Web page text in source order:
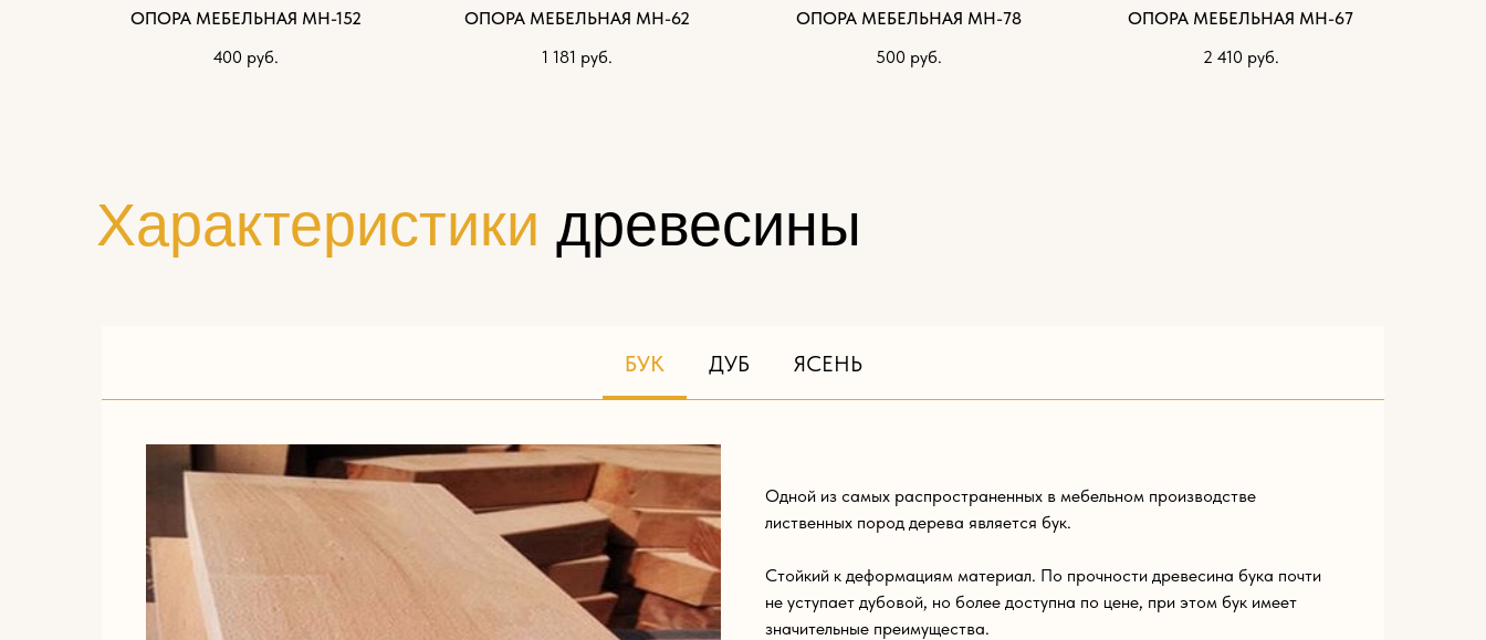
ОПОРА МЕБЕЛЬНАЯ МН-152
400 руб.
ОПОРА МЕБЕЛЬНАЯ МН-62
1 181 руб.
ОПОРА МЕБЕЛЬНАЯ МН-78
500 руб.
ОПОРА МЕБЕЛЬНАЯ МН-67
2 410 руб.
Характеристики древесины
БУК ДУБ ЯСЕНЬ
Одной из самых распространенных в мебельном производстве
лиственных пород дерева является бук.
Стойкий к деформациям материал. По прочности древесина бука почти
не уступает дубовой, но более доступна по цене, при этом бук имеет
значительные преимущества.